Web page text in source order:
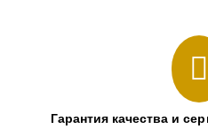
Гарантия качества и